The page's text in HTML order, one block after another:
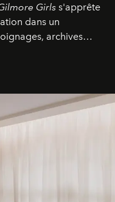
Girls s'apprête
dans un
archives
d'un phénomène